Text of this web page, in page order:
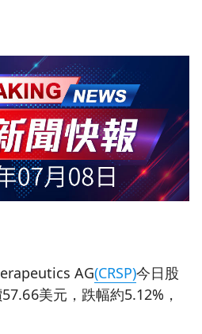
AG(CRSP)今日股
美元，跌幅約5.12%，